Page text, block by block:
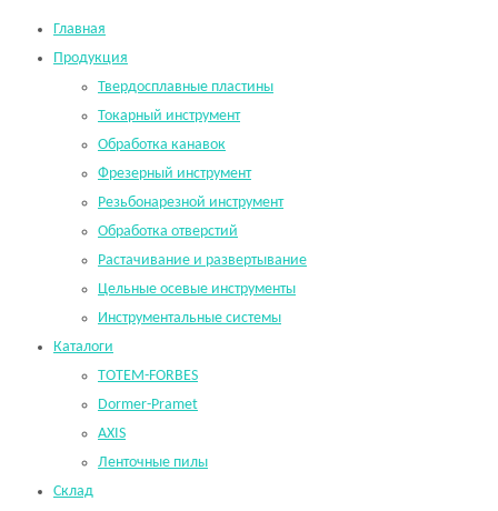
Главная
Продукция
Твердосплавные пластины
Токарный инструмент
Обработка канавок
Фрезерный инструмент
Резьбонарезной инструмент
Обработка отверстий
Растачивание и развертывание
Цельные осевые инструменты
Инструментальные системы
Каталоги
TOTEM-FORBES
Dormer-Pramet
AXIS
Ленточные пилы
Склад